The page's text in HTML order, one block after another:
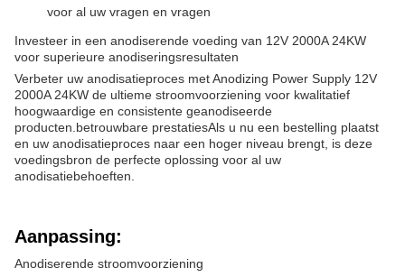
voor al uw vragen en vragen
Investeer in een anodiserende voeding van 12V 2000A 24KW
voor superieure anodiseringsresultaten
Verbeter uw anodisatieproces met Anodizing Power Supply 12V
2000A 24KW de ultieme stroomvoorziening voor kwalitatief
hoogwaardige en consistente geanodiseerde
producten.betrouwbare prestatiesAls u nu een bestelling plaatst
en uw anodisatieproces naar een hoger niveau brengt, is deze
voedingsbron de perfecte oplossing voor al uw
anodisatiebehoeften.
Aanpassing:
Anodiserende stroomvoorziening